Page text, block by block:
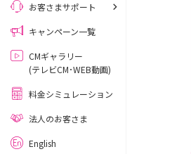
お客さまサポート
キャンペーン一覧
CMギャラリー
(テレビCM･WEB動画)
料金シミュレーション
法人のお客さま
English